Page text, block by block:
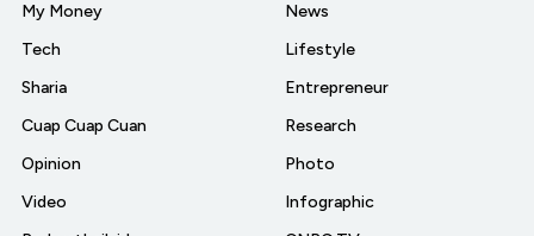
My Money
Tech
Sharia
Cuap Cuap Cuan
Opinion
Video
News
Lifestyle
Entrepreneur
Research
Photo
Infographic